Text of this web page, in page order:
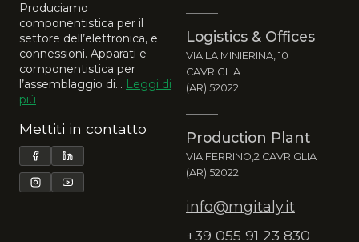
Produciamo
componentistica per il
settore dell’elettronica, e
connessioni. Apparati e
componentistica per
l’assemblaggio di... Leggi di
più
Mettiti in contatto
Logistics & Offices
VIA LA MINIERINA, 10
CAVRIGLIA
(AR) 52022
Production Plant
VIA FERRINO,2 CAVRIGLIA
(AR) 52022
info@mgitaly.it
+39 055 91 23 830